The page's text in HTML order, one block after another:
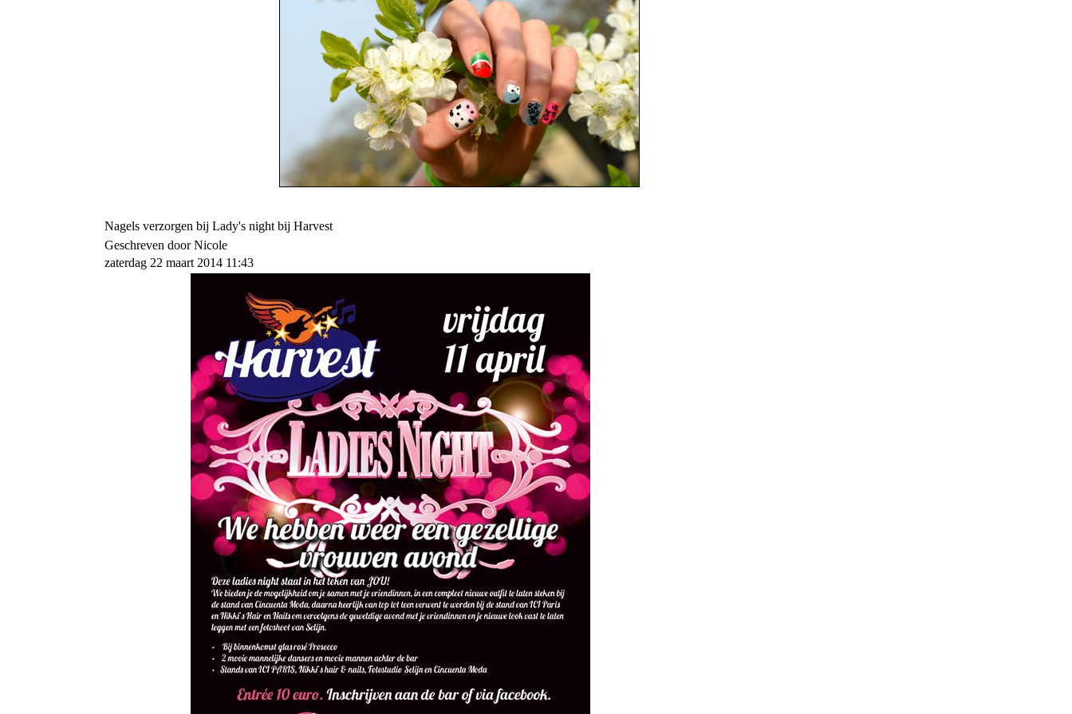
Nagels verzorgen bij Lady's night bij Harvest
Geschreven door Nicole
zaterdag 22 maart 2014 11:43